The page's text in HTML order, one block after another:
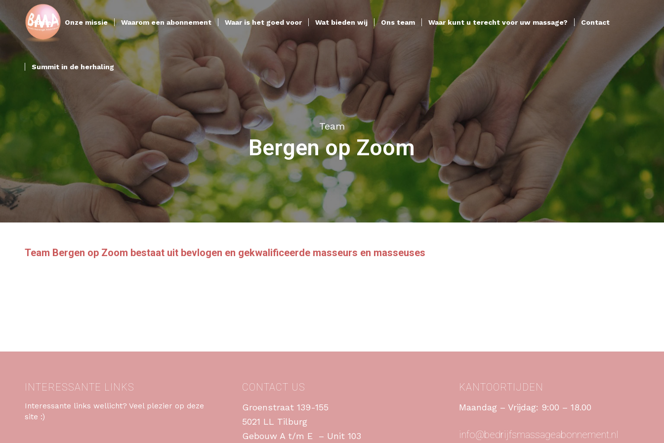
Home Onze missie Waarom een abonnement Waar is het goed voor Wat bieden wij Ons team Waar kunt u terecht voor uw massage? Contact
Summit in de herhaling
Team
Bergen op Zoom
Team Bergen op Zoom bestaat uit bevlogen en gekwalificeerde masseurs en masseuses
INTERESSANTE LINKS
Interessante links wellicht? Veel plezier op deze
site :)
CONTACT US
Groenstraat 139-155
5021 LL Tilburg
Gebouw A t/m E – Unit 103
KANTOORTIJDEN
Maandag – Vrijdag: 9:00 – 18.00
info@bedrijfsmassageabonnement.nl